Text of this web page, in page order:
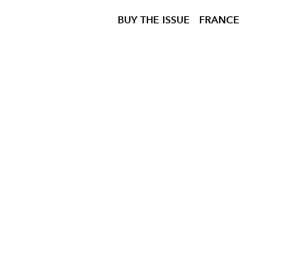
BUY THE ISSUE FRANCE